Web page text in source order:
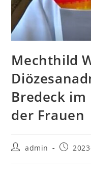
Mechthild
Bredeck
der Frauen
Beitrags-
admin
Beitrag